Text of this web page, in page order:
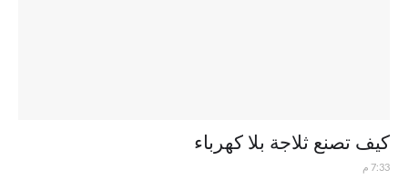
كيف تصنع ثلاجة بلا كهرباء
7:33 م